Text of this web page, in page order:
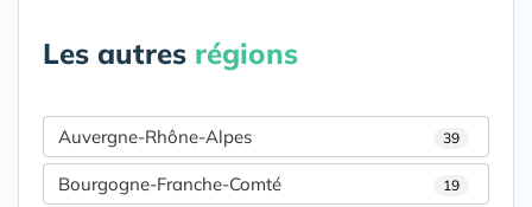
Les autres régions
Auvergne-Rhône-Alpes 39
Bourgogne-Franche-Comté 19